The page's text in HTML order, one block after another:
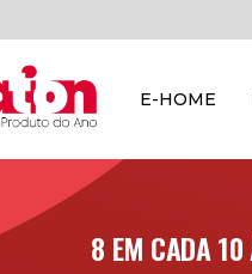
E-HOME
8 EM CADA 10